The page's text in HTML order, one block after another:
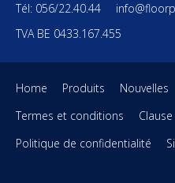
Tél: 056/22.40.44
TVA BE 0433.167.455
Home Produits Nouvelles
Termes et conditions
Politique de confidentialité